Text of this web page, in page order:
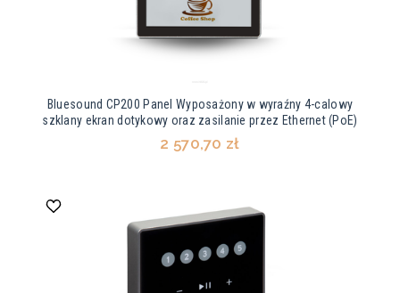
Bluesound CP200 Panel Wyposażony w wyraźny 4-calowy
szklany ekran dotykowy oraz zasilanie przez Ethernet (PoE)
2 570,70 zł